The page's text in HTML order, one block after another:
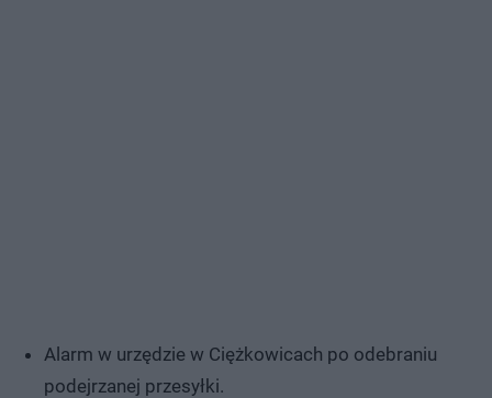
Alarm w urzędzie w Ciężkowicach po odebraniu
podejrzanej przesyłki.